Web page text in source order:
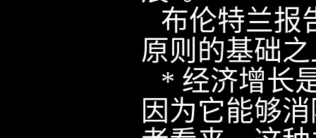
布伦特兰报
原则的基础
* 经济增长
因为它能够